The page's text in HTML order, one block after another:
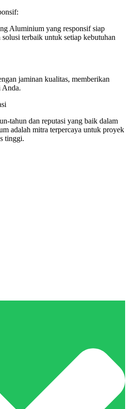
Aluminium yang responsif siap
terbaik untuk setiap kebutuhan
jaminan kualitas, memberikan
Anda.
tahun dan reputasi yang baik dalam
adalah mitra terpercaya untuk proyek
tinggi.